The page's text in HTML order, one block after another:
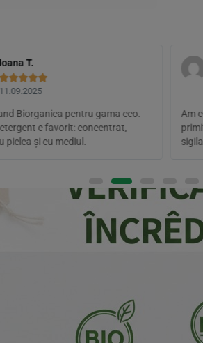
Ioana T.

11.09.2025
Biorganica pentru gama eco.
e favorit: concentrat,
pielea și cu mediul.
Am